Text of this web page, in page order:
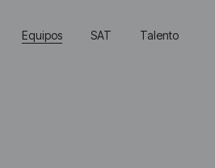
Equipos SAT Talento